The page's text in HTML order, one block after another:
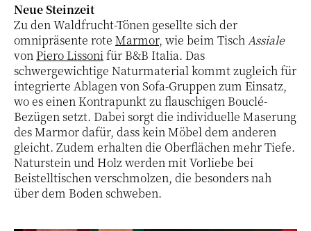
Neue Steinzeit
Zu den Waldfrucht-Tönen gesellte sich der
omnipräsente rote Marmor, wie beim Tisch Assiale
von Piero Lissoni für B&B Italia. Das
schwergewichtige Naturmaterial kommt zugleich für
integrierte Ablagen von Sofa-Gruppen zum Einsatz,
wo es einen Kontrapunkt zu flauschigen Bouclé-
Bezügen setzt. Dabei sorgt die individuelle Maserung
des Marmor dafür, dass kein Möbel dem anderen
gleicht. Zudem erhalten die Oberflächen mehr Tiefe.
Naturstein und Holz werden mit Vorliebe bei
Beistelltischen verschmolzen, die besonders nah
über dem Boden schweben.